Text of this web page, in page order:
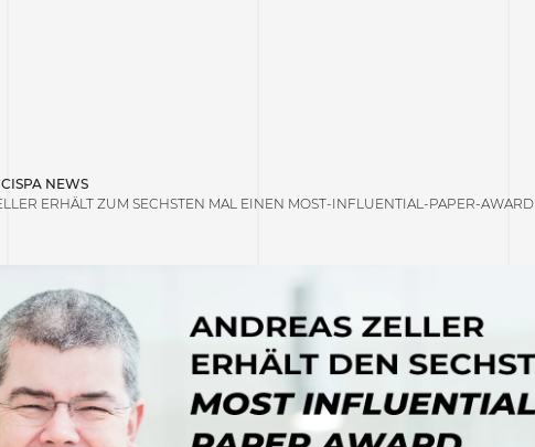
CISPA NEWS
ERHÄLT ZUM SECHSTEN MAL EINEN MOST-INFLUENTIAL-PAPER-AWARD